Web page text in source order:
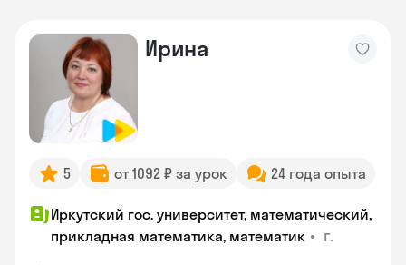
Ирина
5 от 1092 ₽ за урок 24 года опыта
Иркутский гос. университет, математический,
прикладная математика, математик • г.